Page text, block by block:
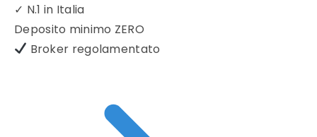
✓ N.1 in Italia
Deposito minimo ZERO
Broker regolamentato